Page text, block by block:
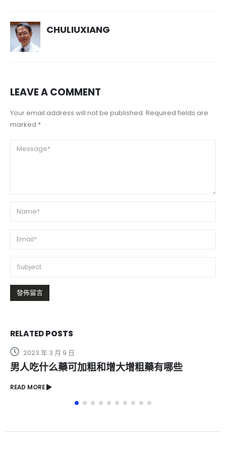
CHULIUXIANG
LEAVE A COMMENT
Your email address will not be published. Required fields are
marked *
RELATEDPOSTS
2023 年 3 月 9 日
男人吃什么藥可加粗和增大增粗藥有哪些
READ MORE